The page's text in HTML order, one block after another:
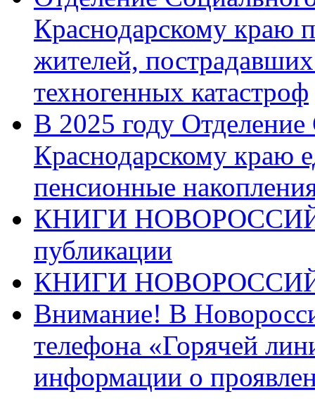
Краснодарскому краю
жителей,
техногенных катастроф
В 2025 году
Краснодарскому краю
пенсионные
КНИГИ
публикации
КНИГИ
Внимание! В
телефона «Горячей
информации о